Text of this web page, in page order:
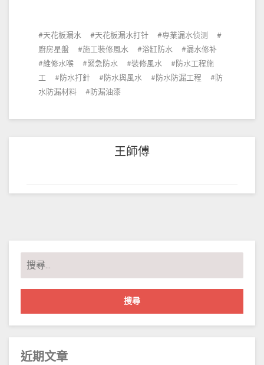
天花板漏水 天花板漏水打针
專業漏水侦测
廚房星盤
施工裝修風水 浴缸防水
漏水修补
維修水喉
緊急防水 裝修風水
防水工程施
工
防水打針 防水與風水 防水防漏工程
防
水防漏材料
防漏油漆
王師傅
搜
尋
關
字:
近期文章